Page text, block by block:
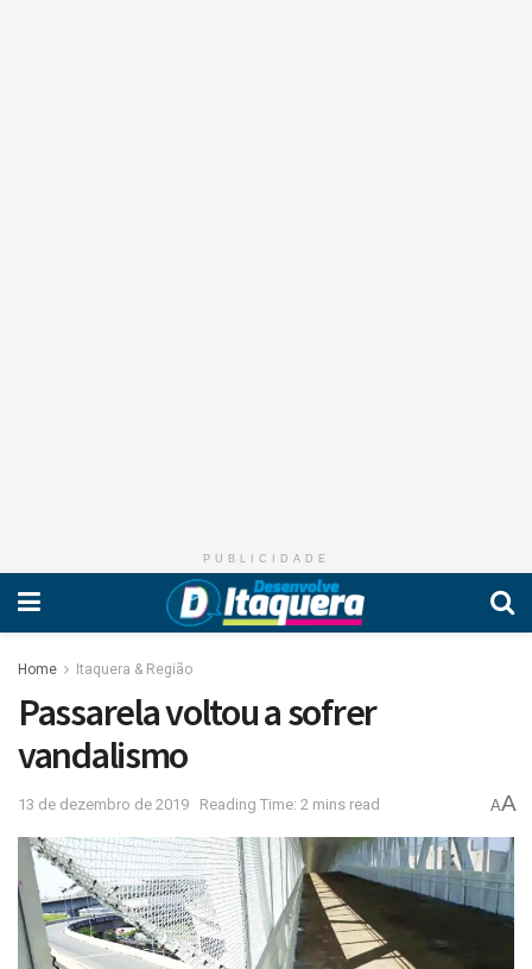
PUBLICIDADE
Home Itaquera & Região
Passarela voltou a sofrer
vandalismo
13 de dezembro de 2019 Reading Time: 2 mins read AA